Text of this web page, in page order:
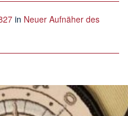
in Neuer Aufnäher des